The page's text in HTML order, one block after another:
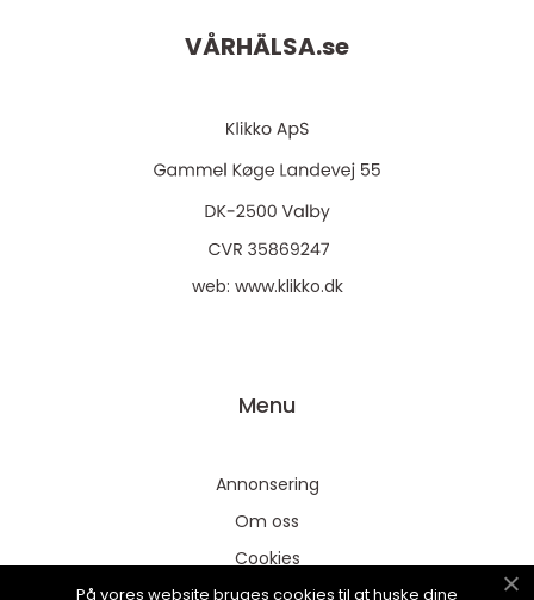
VÅRHÄLSA.se
web: www.klikko.dk
Menu
Annonsering
Om oss
Cookies
Kontakta oss
På vores website bruges cookies til at huske dine